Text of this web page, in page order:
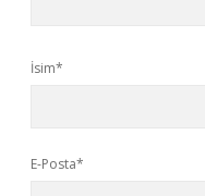
İsim*
E-Posta*